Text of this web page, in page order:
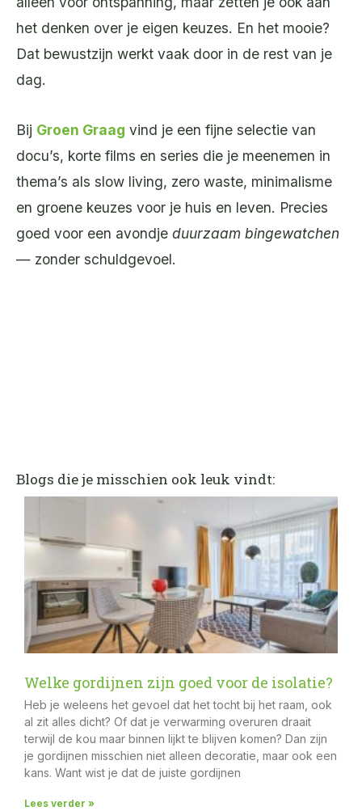
het denken over je eigen keuzes. En het mooie?
Dat bewustzijn werkt vaak door in de rest van je
dag.
Bij Groen Graag vind je een fijne selectie van
docu’s, korte films en series die je meenemen in
thema’s als slow living, zero waste, minimalisme
en groene keuzes voor je huis en leven. Precies
goed voor een avondje duurzaam bingewatchen
— zonder schuldgevoel.
Blogs die je misschien ook leuk vindt:
Welke gordijnen zijn goed voor de isolatie?
Heb je weleens het gevoel dat het tocht bij het raam, ook
al zit alles dicht? Of dat je verwarming overuren draait
terwijl de kou maar binnen lijkt te blijven komen? Dan zijn
je gordijnen misschien niet alleen decoratie, maar ook een
kans. Want wist je dat de juiste gordijnen
Lees verder »